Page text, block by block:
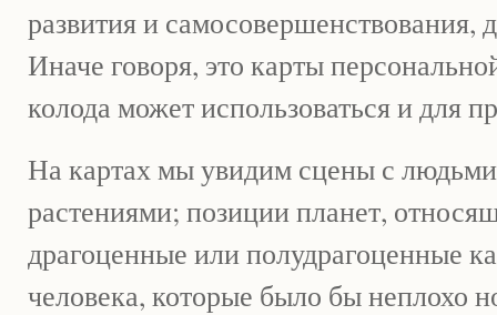
развития и самосовершенствования,
Иначе говоря, это карты
колода может использоваться и для
На картах мы увидим сцены с
растениями; позиции планет,
драгоценные или полудрагоценные
человека, которые было бы неплохо